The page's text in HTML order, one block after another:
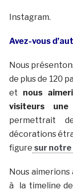
Instagram.
Avez-vous
Nous
de plus de 120
et nous
visiteurs une
permettrait
décorations
figure sur notre
Nous
à la timeline